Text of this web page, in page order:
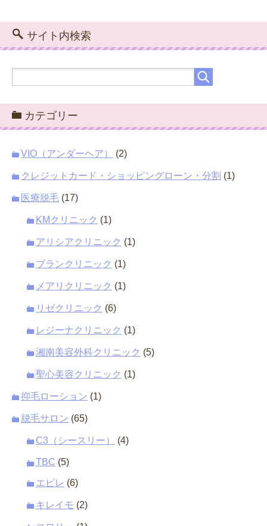
サイト内検索
カテゴリー
VIO（アンダーヘア） (2)
クレジットカード・ショッピングローン・分割 (1)
医療脱毛 (17)
KMクリニック (1)
アリシアクリニック (1)
ブランクリニック (1)
メアリクリニック (1)
リゼクリニック (6)
レジーナクリニック (1)
湘南美容外科クリニック (5)
聖心美容クリニック (1)
抑毛ローション (1)
脱毛サロン (65)
C3（シースリー） (4)
TBC (5)
エピレ (6)
キレイモ (2)